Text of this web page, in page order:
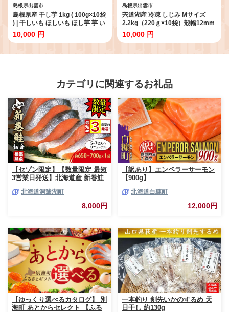
島根県出雲市
島根県産 干し芋 1kg ( 100g×10袋
) | 干しいも ほしいも ほし芋 芋 い
も さつまいも さつま芋 小分け 10
袋 御菓子 お菓子 おつまみ おやつ
10,000 円
島根県出雲市
宍道湖産 冷凍 しじみ Мサイズ
2.2kg（220ｇ×10袋）殻幅12mm
～14mm｜しじみ 小分け 個包装
砂抜き済 冷凍 貝 詰め合わせ お取
理 レシピ 蜆 島根県 出雲市
10,000 円
カテゴリに関連するお礼品
【セゾン限定】【数量限定 最短
3営業日発送】北海道産 新巻鮭
700g/5～7切入) 最短配送 北海
道 秋鮭 小分け 鮭 さけ しゃけ
シャケ 中塩 海鮮 冷凍 お弁当
モン サケ
北海道洞爺湖町
8,000円
【訳あり】エンペラーサーモン
【900g】
北海道白糠町
12,000円
【ゆっくり選べるカタログ】 別
海町 あとからセレクト 【ふる
一本釣り 剣先いかのするめ 天
日干し 約130g